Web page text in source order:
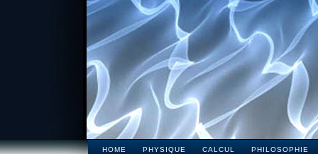
HOME PHYSIQUE CALCUL PHILOSOPHIE